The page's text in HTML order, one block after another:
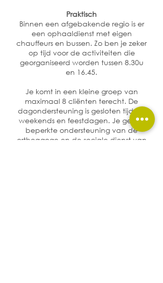
Praktisch
Binnen een afgebakende regio is er
een ophaaldienst met eigen
chauffeurs en bussen. Zo ben je zeker
op tijd voor de activiteiten die
georganiseerd worden tussen 8.30u
en 16.45.
Je komt in een kleine groep van
maximaal 8 cliënten terecht. De
dagondersteuning is gesloten tijdens
weekends en feestdagen. Je geniet
beperkte ondersteuning van de
orthoagoge en de sociale dienst van